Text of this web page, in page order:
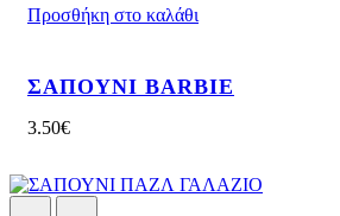
Προσθήκη στο καλάθι
ΣΑΠΟΥΝΙ BARBIE
3.50€